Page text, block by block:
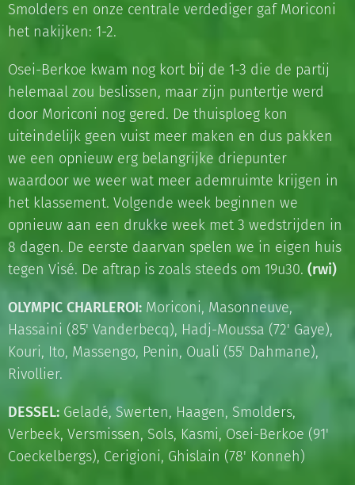
Smolders en onze centrale verdediger gaf Moriconi
het nakijken: 1-2.
Osei-Berkoe kwam nog kort bij de 1-3 die de partij
helemaal zou beslissen, maar zijn puntertje werd
door Moriconi nog gered. De thuisploeg kon
uiteindelijk geen vuist meer maken en dus pakken
we een opnieuw erg belangrijke driepunter
waardoor we weer wat meer ademruimte krijgen in
het klassement. Volgende week beginnen we
opnieuw aan een drukke week met 3 wedstrijden in
8 dagen. De eerste daarvan spelen we in eigen huis
tegen Visé. De aftrap is zoals steeds om 19u30. (rwi)
OLYMPIC CHARLEROI: Moriconi, Masonneuve,
Hassaini (85' Vanderbecq), Hadj-Moussa (72' Gaye),
Kouri, Ito, Massengo, Penin, Ouali (55' Dahmane),
Rivollier.
DESSEL: Geladé, Swerten, Haagen, Smolders,
Verbeek, Versmissen, Sols, Kasmi, Osei-Berkoe (91'
Coeckelbergs), Cerigioni, Ghislain (78' Konneh)